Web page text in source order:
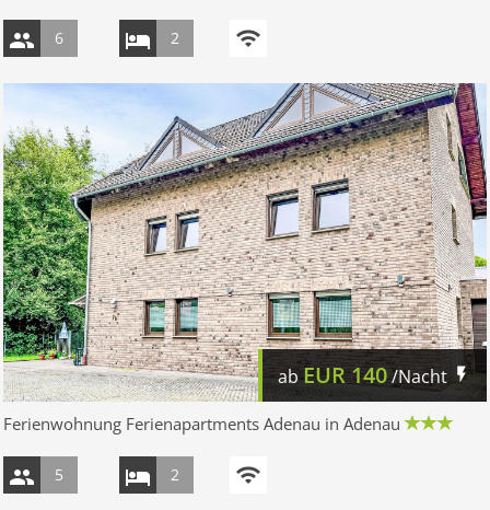
6 2
abEUR 140/Nacht
Ferienwohnung Ferienapartments Adenau in Adenau
5 2